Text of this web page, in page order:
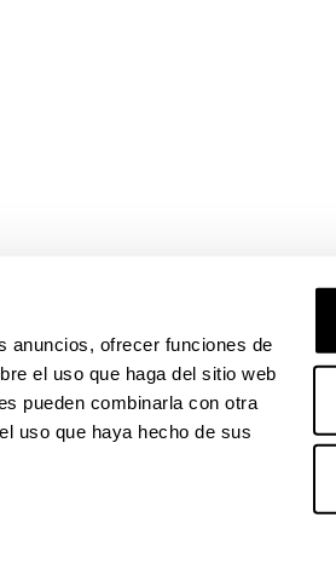
anuncios, ofrecer funciones de
el uso que haga del sitio web
pueden combinarla con otra
uso que haya hecho de sus